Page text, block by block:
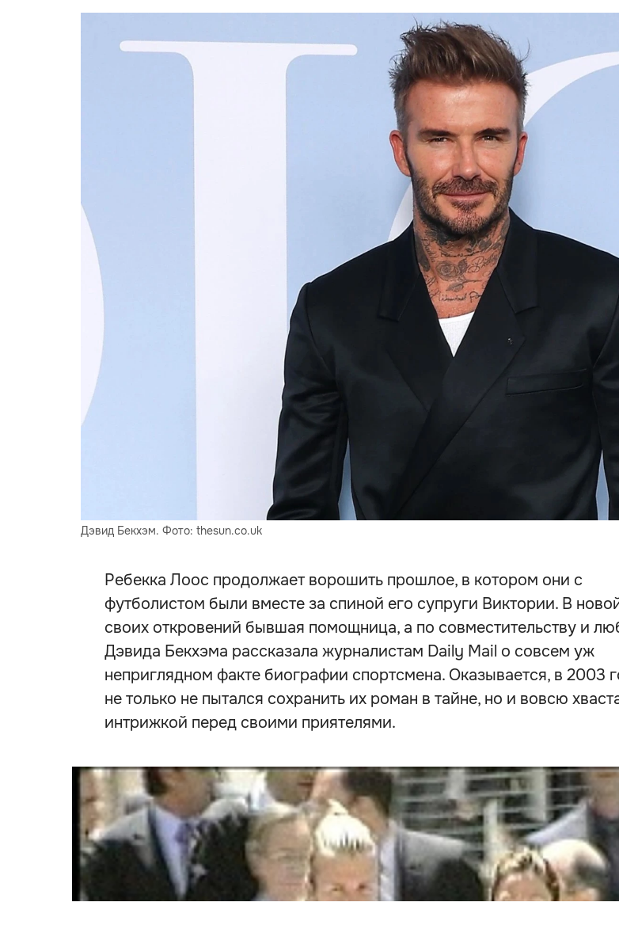
Дэвид Бекхэм. Фото: thesun.co.uk
Ребекка Лоос продолжает ворошить прошлое, в котором они с
футболистом были вместе за спиной его супруги Виктории. В
своих откровений бывшая помощница, а по совместительству и
Дэвида Бекхэма рассказала журналистам Daily Mail о совсем уж
неприглядном факте биографии спортсмена. Оказывается, в 2003
не только не пытался сохранить их роман в тайне, но и вовсю
интрижкой перед своими приятелями.